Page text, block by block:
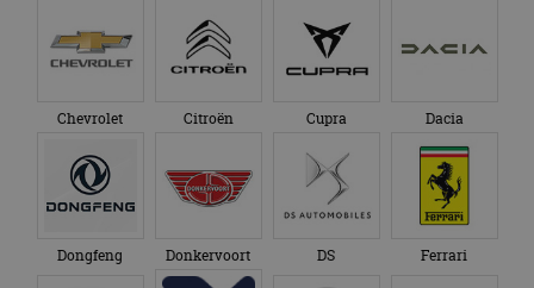
Chevrolet Citroën Cupra Dacia
Dongfeng Donkervoort DS Ferrari